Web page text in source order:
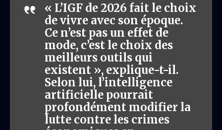
« L’IGF de 2026 fait le choix
de vivre avec son époque.
Ce n’est pas un effet de
mode, c’est le choix des
meilleurs outils qui
existent », explique-t-il.
Selon lui, l’intelligence
artificielle pourrait
profondément modifier la
lutte contre les crimes